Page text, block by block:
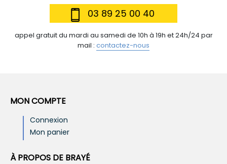
03 89 25 00 40
appel gratuit du mardi au samedi de 10h à 19h et 24h/24 par
mail : contactez-nous
MON COMPTE
Connexion
Mon panier
À PROPOS DE BRAYÉ